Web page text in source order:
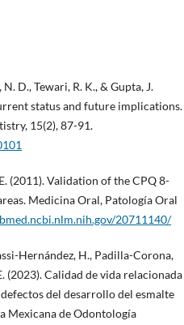
D., Tewari, R. K., & Gupta, J.
status and future implications.
15(2), 87-91.
(2011). Validation of the CPQ 8-
Medicina Oral, Patología Oral
20711140/
Hernández, H., Padilla-Corona,
(2023). Calidad de vida relacionada
del desarrollo del esmalte
Mexicana de Odontología